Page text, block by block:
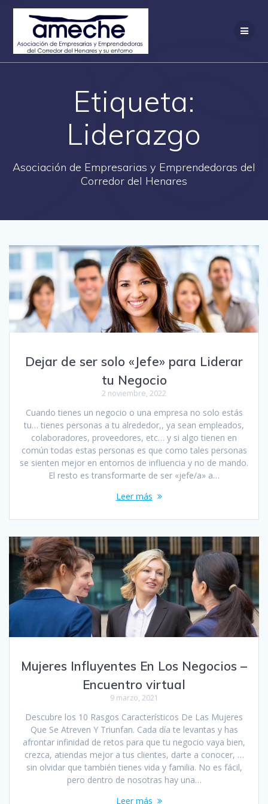
Saltar
Etiqueta:
Liderazgo
Asociación de Empresarias y Emprendedoras del
Corredor del Henares
Dejar de ser solo «Jefe» para Liderar
tu Negocio
2 noviembre, 2022
Cuando tienes un negocio o una empresa no solo estás
tu… tienes personas a tu alrededor,, ya sean empleados,
colaboradores, proveedores, etc… y si algo tienen en
común todas estas personas es que como tales personas
se sienten mejor en entornos de influencia y no de mando.
El resto es transformarte de ser «jefe/a» a…
Leer más
Mujeres Influyentes En Los Negocios –
Encuentro virtual
9 marzo, 2021
Descubre los 10 Rasgos Característicos De Las Mujeres
Que Se Atreven Y Triunfan. Cada día te levantas y has
afrontar infinidad de retos para que tu negocio vaya bien,
crezca, atiendas mejor a tus clientes, darte a conocer, …
sin olvidar que también tienes vida y familia. No es fácil,
pero dentro de nosotras hay una…
Leer más